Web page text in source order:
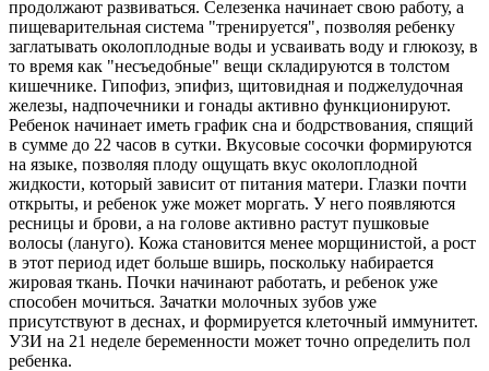
продолжают развиваться. Селезенка начинает свою работу, а
пищеварительная система "тренируется", позволяя ребенку
заглатывать околоплодные воды и усваивать воду и глюкозу, в
то время как "несъедобные" вещи складируются в толстом
кишечнике. Гипофиз, эпифиз, щитовидная и поджелудочная
железы, надпочечники и гонады активно функционируют.
Ребенок начинает иметь график сна и бодрствования, спящий
в сумме до 22 часов в сутки. Вкусовые сосочки формируются
на языке, позволяя плоду ощущать вкус околоплодной
жидкости, который зависит от питания матери. Глазки почти
открыты, и ребенок уже может моргать. У него появляются
ресницы и брови, а на голове активно растут пушковые
волосы (лануго). Кожа становится менее морщинистой, а рост
в этот период идет больше вширь, поскольку набирается
жировая ткань. Почки начинают работать, и ребенок уже
способен мочиться. Зачатки молочных зубов уже
присутствуют в деснах, и формируется клеточный иммунитет.
УЗИ на 21 неделе беременности может точно определить пол
ребенка.